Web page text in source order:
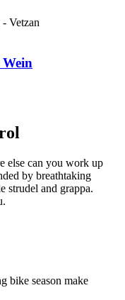
Vetzan
else can you work up
by breathtaking
strudel and grappa.
bike season make